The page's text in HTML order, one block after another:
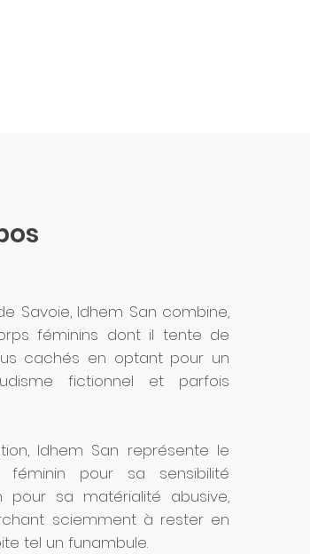
Savoie, Idhem San combine,
féminins dont il tente de
cachés en optant pour un
fictionnel et parfois
Idhem San représente le
pour sa sensibilité
sa matérialité abusive,
sciemment à rester en
tel un funambule.